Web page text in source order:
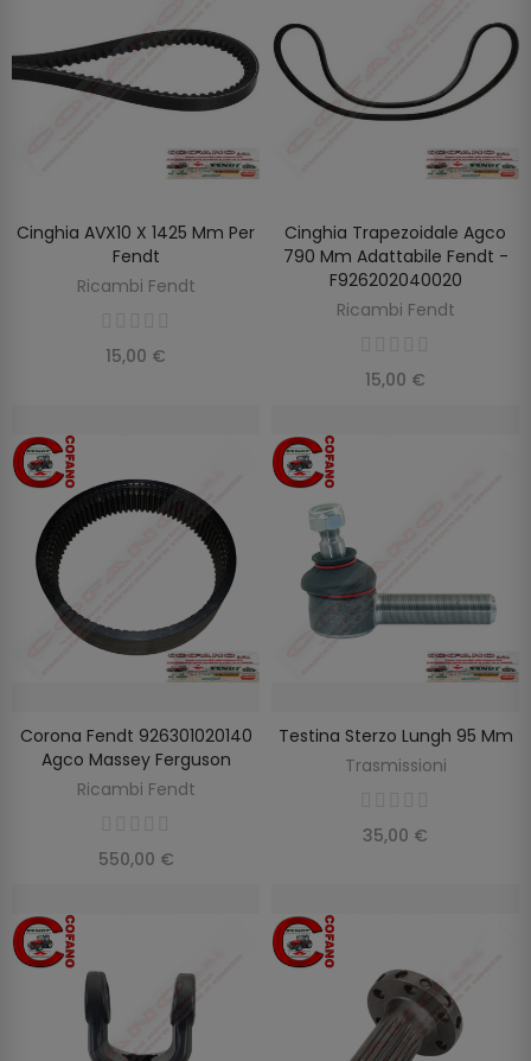
AGGIUNGI AL CARRELLO
Cinghia AVX10 X 1425 Mm Per
Fendt
Ricambi Fendt
15,00 €
AGGIUNGI AL CARRELLO
Cinghia Trapezoidale Agco
790 Mm Adattabile Fendt -
F926202040020
Ricambi Fendt
15,00 €
AGGIUNGI AL CARRELLO
Corona Fendt 926301020140
Agco Massey Ferguson
Ricambi Fendt
550,00 €
AGGIUNGI AL CARRELLO
Testina Sterzo Lungh 95 Mm
Trasmissioni
35,00 €